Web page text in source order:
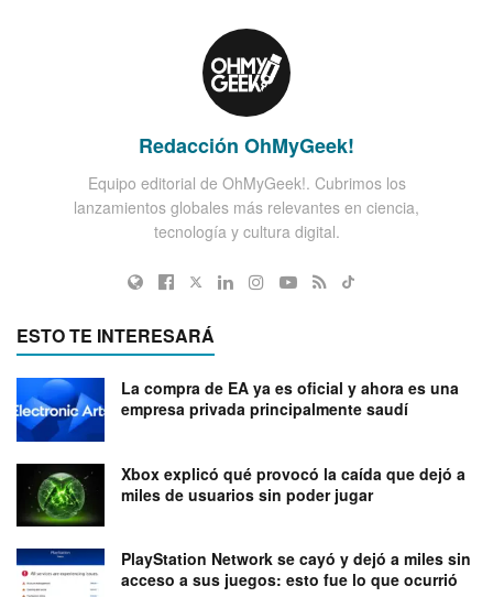
Redacción OhMyGeek!
Equipo editorial de OhMyGeek!. Cubrimos los
lanzamientos globales más relevantes en ciencia,
tecnología y cultura digital.
ESTO TE INTERESARÁ
La compra de EA ya es oficial y ahora es una
empresa privada principalmente saudí
Xbox explicó qué provocó la caída que dejó a
miles de usuarios sin poder jugar
PlayStation Network se cayó y dejó a miles sin
acceso a sus juegos: esto fue lo que ocurrió